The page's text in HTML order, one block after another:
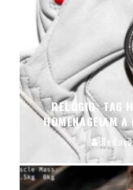
RELÓGIO: TAG
HOMENAGEIAM A